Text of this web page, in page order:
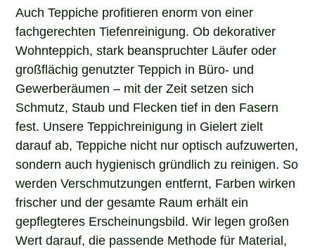
Auch Teppiche profitieren enorm von einer
fachgerechten Tiefenreinigung. Ob dekorativer
Wohnteppich, stark beanspruchter Läufer oder
großflächig genutzter Teppich in Büro- und
Gewerberäumen – mit der Zeit setzen sich
Schmutz, Staub und Flecken tief in den Fasern
fest. Unsere Teppichreinigung in Gielert zielt
darauf ab, Teppiche nicht nur optisch aufzuwerten,
sondern auch hygienisch gründlich zu reinigen. So
werden Verschmutzungen entfernt, Farben wirken
frischer und der gesamte Raum erhält ein
gepflegteres Erscheinungsbild. Wir legen großen
Wert darauf, die passende Methode für Material,